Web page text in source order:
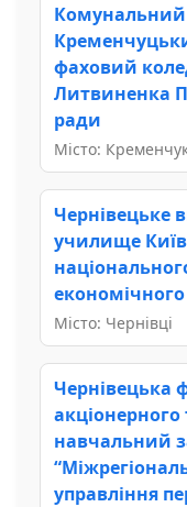
Комунальний
фаховий
Литвиненка
ради
Місто:
Чернівецьке
училище
економічного
Місто: Чернівці
Чернівецька
навчальний
управління